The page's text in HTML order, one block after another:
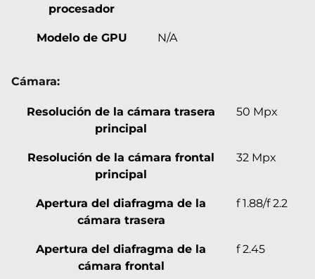
procesador
Modelo de GPU N/A
Cámara:
Resolución de la cámara trasera
principal
50 Mpx
Resolución de la cámara frontal
principal
32 Mpx
Apertura del diafragma de la
cámara trasera
f 1.88/f 2.2
Apertura del diafragma de la
cámara frontal
f 2.45